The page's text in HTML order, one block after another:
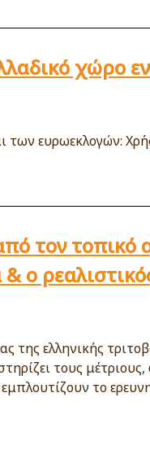
χώρο
των ευρωεκλογών:
τον
ο
της ελληνικής
τους
το